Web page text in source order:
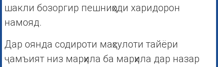
шакли бозоргир пешниҳоди харидорон
намояд.
Дар оянда содироти маҳсулоти тайёри
ҷамъият низ марҳила ба марҳила дар назар